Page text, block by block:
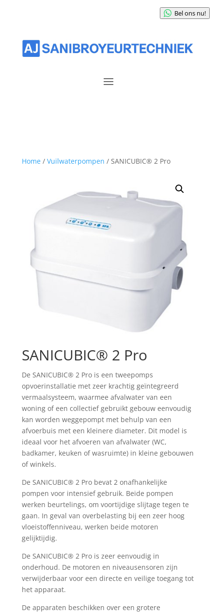
Home/ Vuilwaterpompen / SANICUBIC® 2 Pro
SANICUBIC® 2 Pro
De SANICUBIC® 2 Pro is een tweepomps
opvoerinstallatie met zeer krachtig geïntegreerd
vermaalsysteem, waarmee afvalwater van een
woning of een collectief gebruikt gebouw eenvoudig
kan worden weggepompt met behulp van een
afvoerbuis met een kleinere diameter. Dit model is
ideaal voor het afvoeren van afvalwater (WC,
badkamer, keuken of wasruimte) in kleine gebouwen
of winkels.
De SANICUBIC® 2 Pro bevat 2 onafhankelijke
pompen voor intensief gebruik. Beide pompen
werken beurtelings, om voortijdige slijtage tegen te
gaan. In geval van overbelasting bij een zeer hoog
vloeistoffenniveau, werken beide motoren
gelijktijdig.
De SANICUBIC® 2 Pro is zeer eenvoudig in
onderhoud. De motoren en niveausensoren zijn
verwijderbaar voor een directe en veilige toegang tot
het apparaat.
De apparaten beschikken over een grotere
Bel ons nu!